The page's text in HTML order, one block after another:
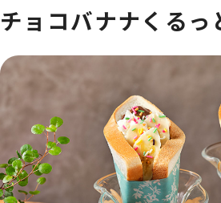
チョコバナナくるっ